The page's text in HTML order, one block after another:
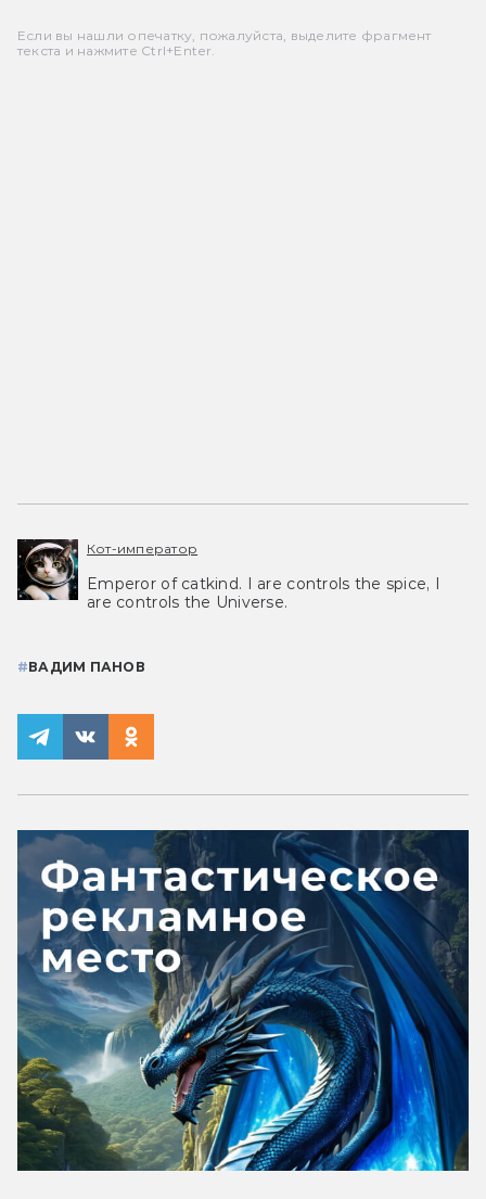
Если вы нашли опечатку, пожалуйста, выделите фрагмент
текста и нажмите Ctrl+Enter.
Кот-император
Emperor of catkind. I are controls the spice, I
are controls the Universe.
#ВАДИМ ПАНОВ